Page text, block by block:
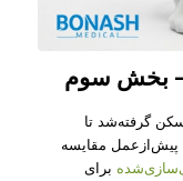
– بخش سوم
گرفته‌­شد تا
پیش‌­ازعمل مقایسه
برای